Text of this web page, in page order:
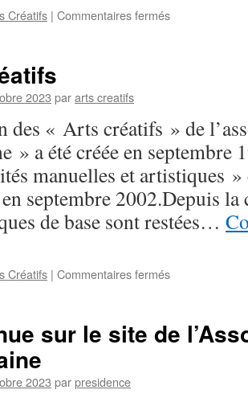
Créatifs | Commentaires ferméssur
2023 pararts creatifs
des « Arts créatifs » de
» a été créée en septembre
manuelles et artistiques
septembre 2002.Depuis la
de base sont restées…
Créatifs | Commentaires ferméssur
sur le site de
2023 parpresidence